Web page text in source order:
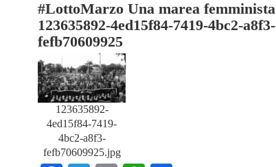
#LottoMarzo Una marea femminista
123635892-4ed15f84-7419-4bc2-a8f3-
fefb70609925
123635892-
4ed15f84-7419-
4bc2-a8f3-
fefb70609925.jpg